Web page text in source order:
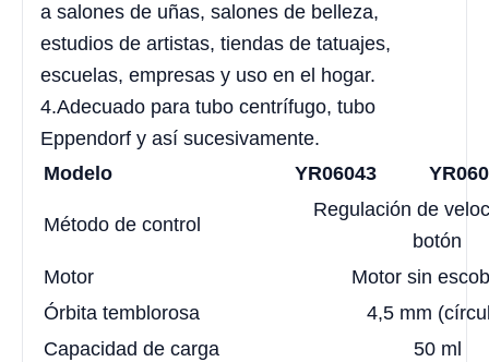
a salones de uñas, salones de belleza,
estudios de artistas, tiendas de tatuajes,
escuelas, empresas y uso en el hogar.
4.Adecuado para tubo centrífugo, tubo
Eppendorf y así sucesivamente.
Modelo
YR06043
Método de control
Regulación de
botón
Motor
Motor sin
Órbita temblorosa
4,5 mm
Capacidad de carga
50 ml